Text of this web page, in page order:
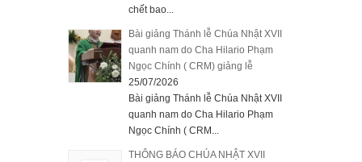
chết bao...
Bài giảng Thánh lễ Chúa Nhật XVII
quanh nam do Cha Hilario Phạm
Ngọc Chính ( CRM) giảng lễ
25/07/2026
Bài giảng Thánh lễ Chúa Nhật XVII
quanh nam do Cha Hilario Phạm
Ngọc Chính ( CRM...
THÔNG BÁO CHÚA NHẬT XVII